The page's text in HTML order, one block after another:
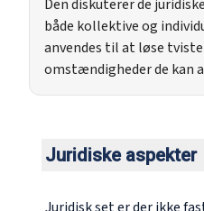
Den diskuterer de
både kollektive og
anvendes til at løse
omstændigheder de kan
Juridiske aspekter